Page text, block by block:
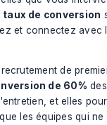
taux de conversion
et connectez avec
recrutement de
de 60%
et elles
que les équipes qui ne